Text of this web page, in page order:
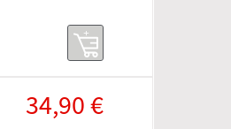
34,90 €